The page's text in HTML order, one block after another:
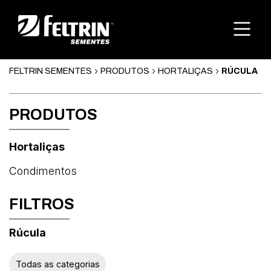
FELTRIN SEMENTES PRODUTOS HORTALIÇAS RÚCULA
PRODUTOS
Hortaliças
Condimentos
FILTROS
Rúcula
Todas as categorias